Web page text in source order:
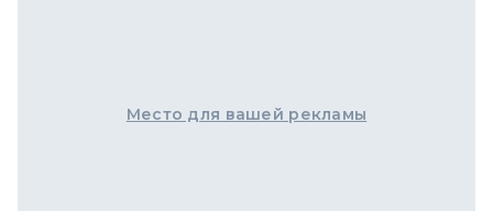
Место для вашей рекламы